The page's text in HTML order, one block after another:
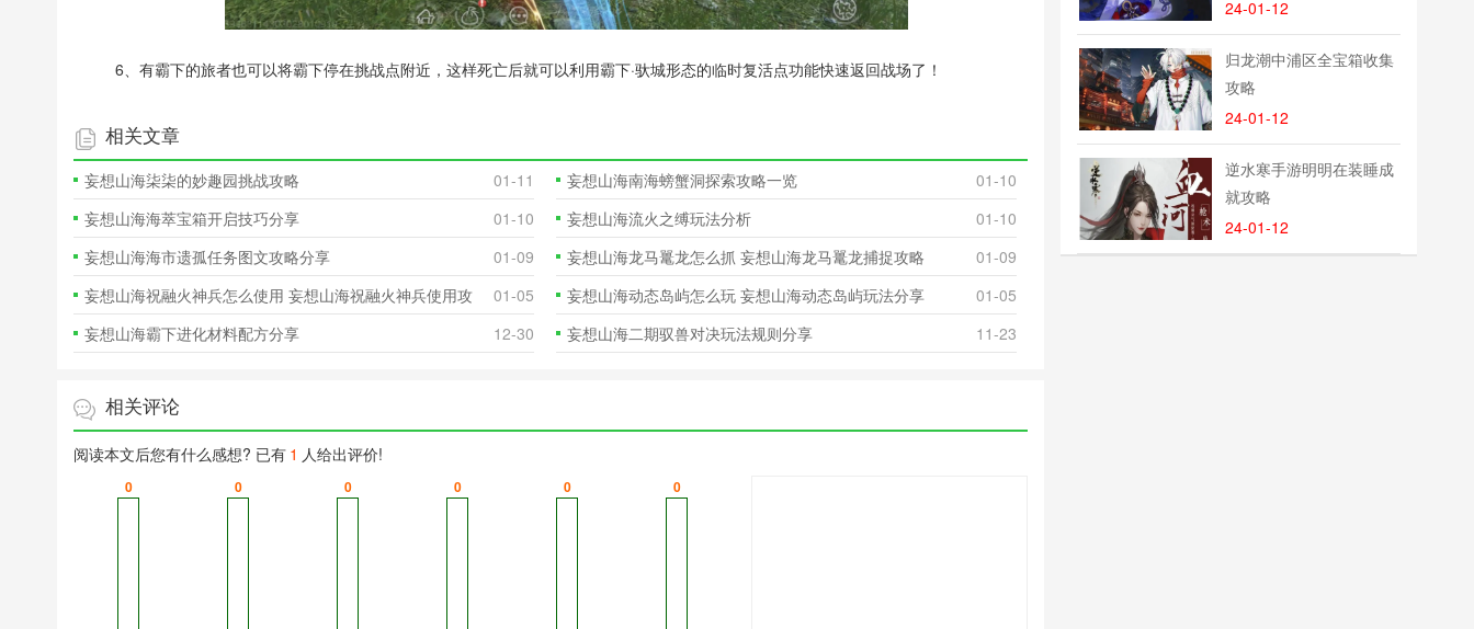
6、有霸下的旅者也可以将霸下停在挑战点附近，这样死亡后就可以利用霸下·驮城形态的临时复活点功能快速返回战场了！
相关文章
01-11
妄想山海柒柒的妙趣园挑战攻略 01-10
妄想山海南海螃蟹洞探索攻略一览
01-10
妄想山海海萃宝箱开启技巧分享 01-10
妄想山海流火之缚玩法分析
01-09
妄想山海海市遗孤任务图文攻略分享 01-09
妄想山海龙马鼍龙怎么抓 妄想山海龙马鼍龙捕捉攻略
01-05
妄想山海祝融火神兵怎么使用 妄想山海祝融火神兵使用攻
略
01-05
妄想山海动态岛屿怎么玩 妄想山海动态岛屿玩法分享
12-30
妄想山海霸下进化材料配方分享 11-23
妄想山海二期驭兽对决玩法规则分享
相关评论
阅读本文后您有什么感想? 已有 1 人给出评价!
0 0 0 0 0 0
24-01-12
归龙潮中浦区全宝箱收集
攻略
24-01-12
逆水寒手游明明在装睡成
就攻略
24-01-12